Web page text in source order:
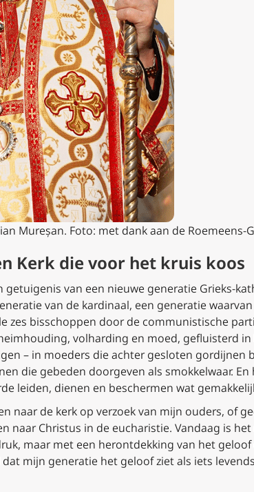
Mureșan. Foto: met dank aan de Roemeens-
Kerk die voor het kruis koos
getuigenis van een nieuwe generatie Grieks-
van de kardinaal, een generatie
zes bisschoppen door de communistische
volharding en moed, gefluisterd
– in moeders die achter gesloten gordijnen
die gebeden doorgeven als smokkelwaar.
leiden, dienen en beschermen wat
naar de kerk op verzoek van mijn ouders, of
naar Christus in de eucharistie. Vandaag is
maar met een herontdekking van het
mijn generatie het geloof ziet als iets